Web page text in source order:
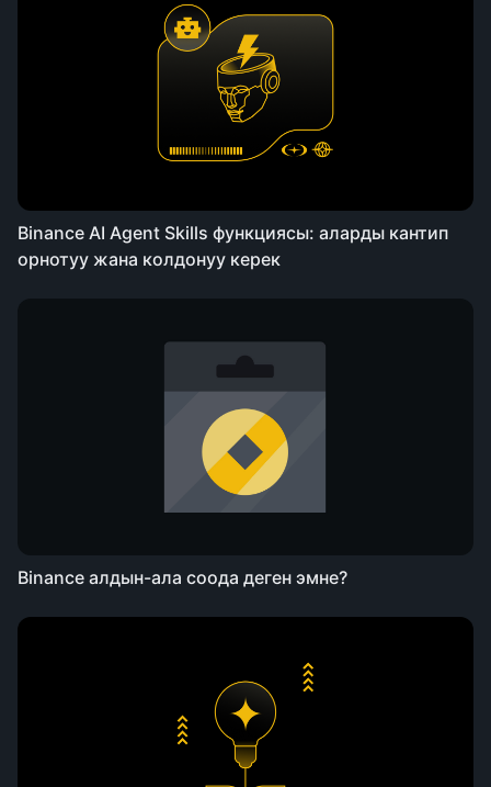
Binance AI Agent Skills функциясы: аларды кантип
орнотуу жана колдонуу керек
Binance алдын-ала соода деген эмне?